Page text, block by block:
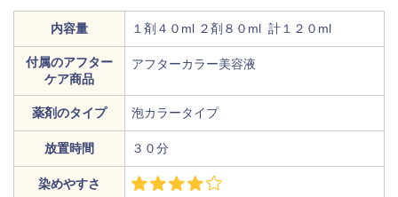
内容量 １剤４０ml ２剤８０ml 計１２０ml
付属のアフター
ケア商品
アフターカラー美容液
薬剤のタイプ 泡カラータイプ
放置時間 ３０分
染めやすさ